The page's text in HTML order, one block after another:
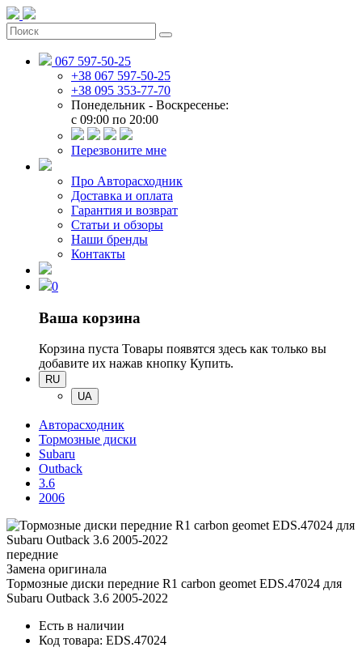
067 597-50-25
+38 067 597-50-25
+38 095 353-77-70
Понедельник - Воскресенье:
c 09:00 по 20:00
Перезвоните мне
Про Авторасходник
Доставка и оплата
Гарантия и возврат
Статьи и обзоры
Наши бренды
Контакты
0
Ваша корзина
Корзина пуста Товары появятся здесь как только вы
добавите их нажав кнопку Купить.
RU
UA
Авторасходник
Тормозные диски
Subaru
Outback
3.6
2006
передние
Замена оригинала
Тормозные диски передние R1 carbon geomet EDS.47024 для
Subaru Outback 3.6 2005-2022
Есть в наличии
Код товара: EDS.47024